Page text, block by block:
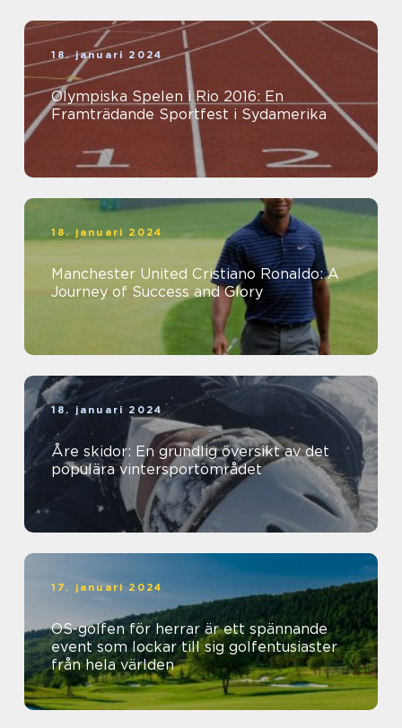
18. januari 2024
Olympiska Spelen i Rio 2016: En
Framträdande Sportfest i Sydamerika
18. januari 2024
Manchester United Cristiano Ronaldo: A
Journey of Success and Glory
18. januari 2024
Åre skidor: En grundlig översikt av det
populära vintersportområdet
17. januari 2024
OS-golfen för herrar är ett spännande
event som lockar till sig golfentusiaster
från hela världen